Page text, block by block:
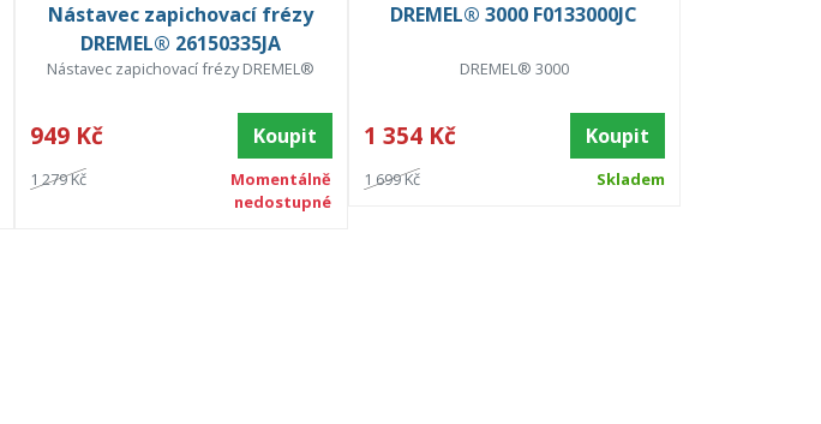
Nástavec zapichovací frézy
DREMEL® 26150335JA
Nástavec zapichovací frézy DREMEL®
949 Kč Koupit
1 279 Kč
Momentálně
nedostupné
DREMEL® 3000 F0133000JC
DREMEL® 3000
1 354 Kč Koupit
1 699 Kč Skladem